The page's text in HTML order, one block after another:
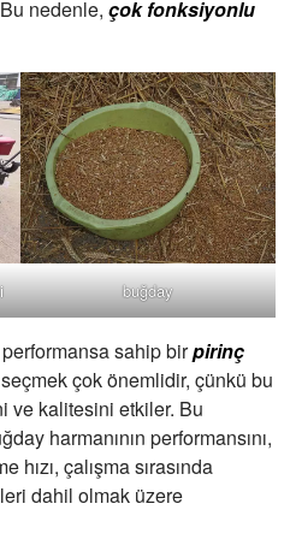
nedenle, çok fonksiyonlu
buğday
sahip birpirinç
çok önemlidir, çünkü bu
ve kalitesini etkiler. Bu
harmanının performansını,
hızı, çalışma sırasında
dahil olmak üzere